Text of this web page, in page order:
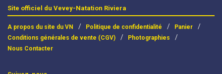
Site officiel du Vevey-Natation Riviera
A propos du site du VN Politique de confidentialité
Panier
Conditions générales de vente (CGV)
Photographies
Nous Contacter